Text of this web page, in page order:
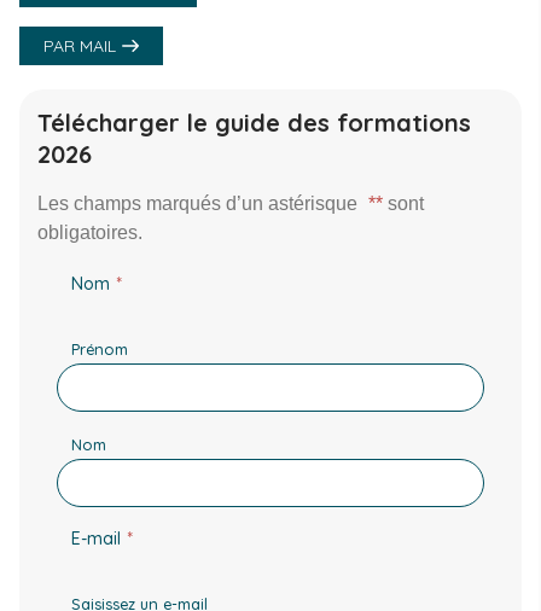
PAR MAIL
Télécharger le guide des formations
2026
Les champs marqués d’un astérisque * sont
obligatoires.
Nom
Prénom
Nom
E-mail
Saisissez un e-mail